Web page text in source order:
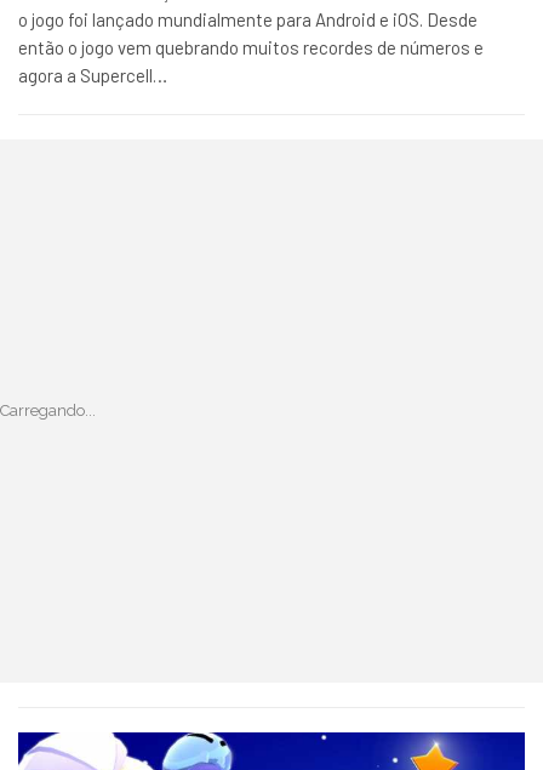
o jogo foi lançado mundialmente para Android e iOS. Desde
então o jogo vem quebrando muitos recordes de números e
agora a Supercell…
Carregando...